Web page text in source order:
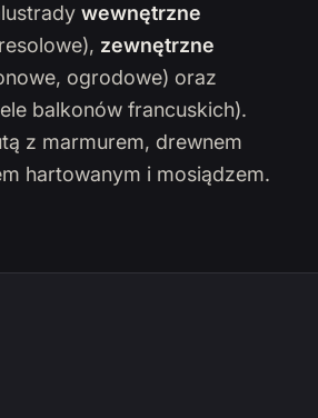
wewnętrzne
zewnętrzne
ogrodowe) oraz
balkonów francuskich).
z marmurem, drewnem
hartowanym i mosiądzem.